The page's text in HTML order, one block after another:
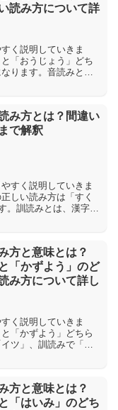
読み方について詳
く説明していきま
「おうじょう」どち
ります。音読みと
み方とは？間違い
で解釈
すく説明していきま
しい読み方は「すく
。訓読みとは、漢字に
方と意味とは？
「かずよう」のど
み方について詳し
く説明していきま
「かずよう」どちら
ツ」、訓読みで「ひ
方と意味とは？
「はいみ」のどち